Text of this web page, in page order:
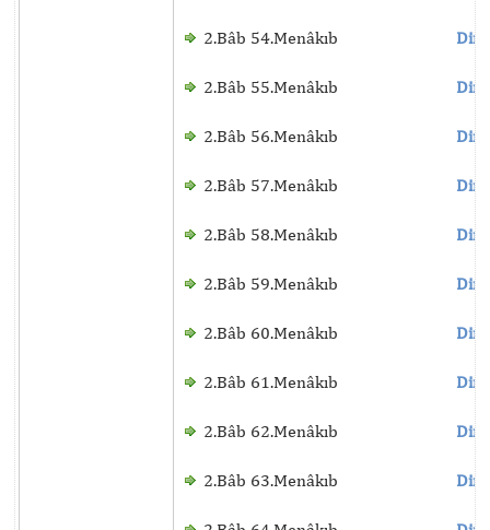
2.Bâb 54.Menâkıb
2.Bâb 55.Menâkıb
2.Bâb 56.Menâkıb
2.Bâb 57.Menâkıb
2.Bâb 58.Menâkıb
2.Bâb 59.Menâkıb
2.Bâb 60.Menâkıb
2.Bâb 61.Menâkıb
2.Bâb 62.Menâkıb
2.Bâb 63.Menâkıb